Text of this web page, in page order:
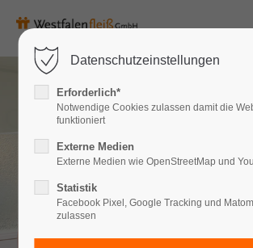
Datenschutzeinstellungen
Erforderlich*
Notwendige Cookies zulassen damit die
funktioniert
Externe Medien
Externe Medien wie OpenStreetMap und
Statistik
Facebook Pixel, Google Tracking und
zulassen